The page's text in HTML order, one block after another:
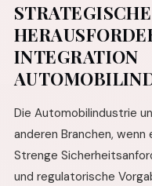
STRATEGISCHE
INTEGRATION
Die Automobilindustrie
anderen Branchen,
Strenge
und regulatorische